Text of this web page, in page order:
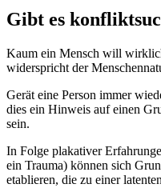
Gibt es
Kaum ein Mensch will
widerspricht der
Gerät eine Person immer
dies ein Hinweis auf einen
sein.
In Folge plakativer
ein Trauma) können sich
etablieren, die zu einer